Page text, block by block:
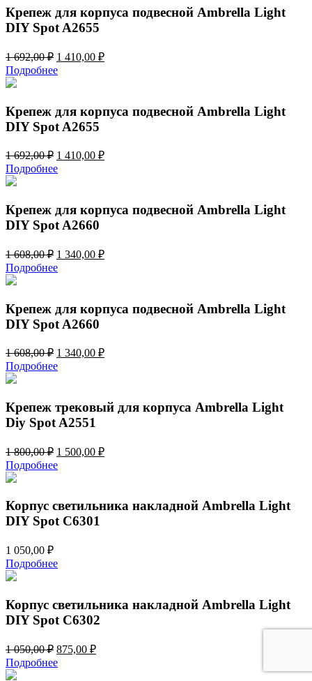
632,00 ₽.
Крепеж для корпуса подвесной Ambrella Light
DIY Spot A2655
1 692,00₽ Первоначальная
цена
составляла
1 410,00 ₽Текущая
Подробнее
Крепеж для корпуса подвесной Ambrella Light
DIY Spot A2655
1 692,00₽ Первоначальная
цена
составляла
692,00 ₽.
1 410,00 ₽Текущая
Подробнее
Крепеж для корпуса подвесной Ambrella Light
DIY Spot A2660
1 608,00₽ Первоначальная
цена
составляла
1 340,00 ₽Текущая
Подробнее
Крепеж для корпуса подвесной Ambrella Light
DIY Spot A2660
1 608,00₽ Первоначальная
цена
составляла
1 340,00 ₽Текущая
Подробнее
Крепеж трековый для корпуса Ambrella Light
Diy Spot A2551
1 800,00₽ Первоначальная
цена
составляла
800,00 ₽.
1 500,00 ₽Текущая
Подробнее
Корпус светильника накладной Ambrella Light
DIY Spot C6301
1 050,00 ₽
Подробнее
Корпус светильника накладной Ambrella Light
DIY Spot C6302
1 050,00₽ Первоначальная
цена
составляла
875,00 ₽Текущая
Подробнее